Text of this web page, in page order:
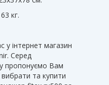
кг.
у інтернет магазин
Серед
пропонуємо Вам
та купити